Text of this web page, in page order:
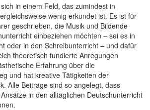
in einem Feld, das zumindest in
wenig erkundet ist. Es ist für
geschrieben, die Musik und Bildende
einbeziehen möchten – sei es in
oder in den Schreibunterricht – und dafür
theoretisch fundierte Anregungen
Erfahrung über die
und hat kreative Tätigkeiten der
Alle Beiträge sind so angelegt, dass
in den alltäglichen Deutschunterricht